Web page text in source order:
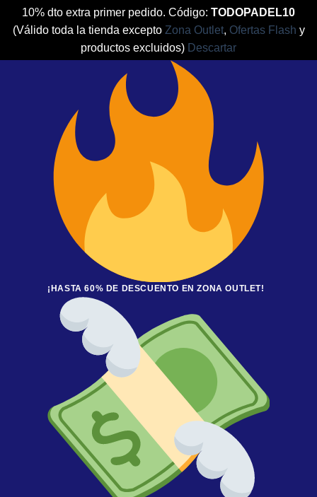
10% dto extra primer pedido. Código: TODOPADEL10
(Válido toda la tienda excepto Zona Outlet, Ofertas Flash y
productos excluidos) Descartar
¡HASTA 60% DE DESCUENTO EN ZONA OUTLET!